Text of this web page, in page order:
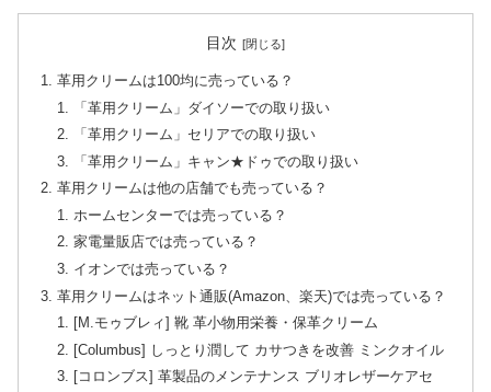
目次
革用クリームは100均に売っている？
「革用クリーム」ダイソーでの取り扱い
「革用クリーム」セリアでの取り扱い
「革用クリーム」キャン★ドゥでの取り扱い
革用クリームは他の店舗でも売っている？
ホームセンターでは売っている？
家電量販店では売っている？
イオンでは売っている？
革用クリームはネット通販(Amazon、楽天)では売っている？
[M.モゥブレィ] 靴 革小物用栄養・保革クリーム
[Columbus] しっとり潤して カサつきを改善 ミンクオイル
[コロンブス] 革製品のメンテナンス ブリオレザーケアセ